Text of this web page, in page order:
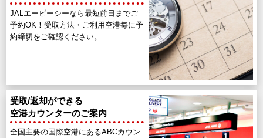
JALエービーシーなら最短前日までご
予約OK！受取方法・ご利用空港毎に予
約締切をご確認ください。
受取/返却ができる
空港カウンターのご案内
全国主要の国際空港にあるABCカウン